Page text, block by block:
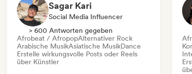
Sagar Kari
Social Media Influencer
> 600 Antworten gegeben
Afrobeat / AfropopAlternativer Rock
Arabische MusikAsiatische MusikDance
Erstelle wirkungsvolle Posts oder Reels
über Künstler